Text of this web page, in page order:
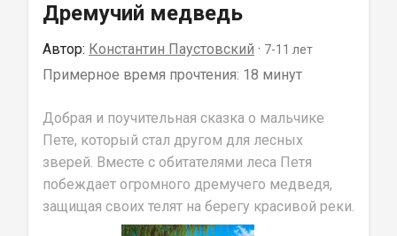
Дремучий медведь
Автор: Константин Паустовский · 7-11 лет
Примерное время прочтения: 18 минут
Добрая и поучительная сказка о мальчике
Пете, который стал другом для лесных
зверей. Вместе с обитателями леса Петя
побеждает огромного дремучего медведя,
защищая своих телят на берегу красивой реки.